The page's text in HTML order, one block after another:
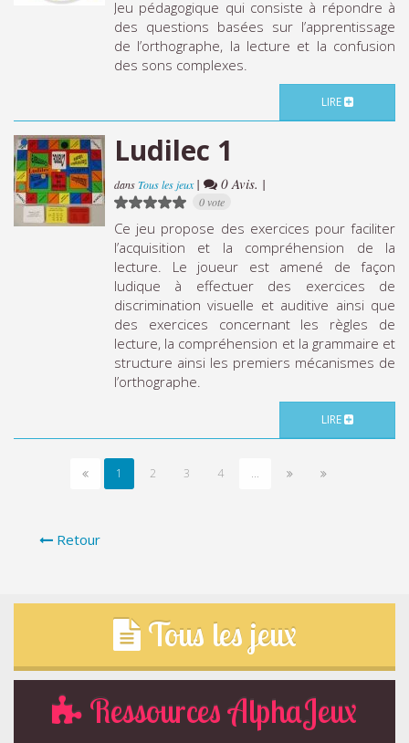
Jeu pédagogique qui consiste à répondre à
des questions basées sur l’apprentissage
de l’orthographe, la lecture et la confusion
des sons complexes.
LIRE
Ludilec 1
dansTous les jeux| 0 Avis. |
0 vote
Ce jeu propose des exercices pour faciliter
l’acquisition et la compréhension de la
lecture. Le joueur est amené de façon
ludique à effectuer des exercices de
discrimination visuelle et auditive ainsi que
des exercices concernant les règles de
lecture, la compréhension et la grammaire et
structure ainsi les premiers mécanismes de
l’orthographe.
LIRE
1 2 3 4 ...
Retour
Tous les jeux
Ressources AlphaJeux